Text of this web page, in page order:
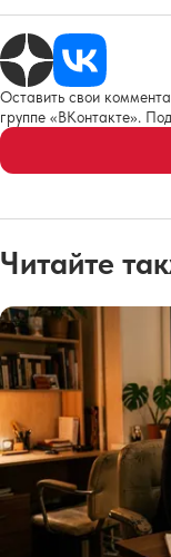
Оставить свои
группе «ВКонтакте».
Читайте